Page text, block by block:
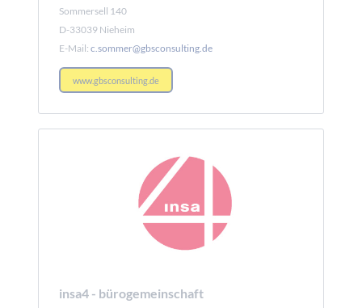
Sommersell 140
D-33039 Nieheim
E-Mail: c.sommer@gbsconsulting.de
www.gbsconsulting.de
insa4 - bürogemeinschaft